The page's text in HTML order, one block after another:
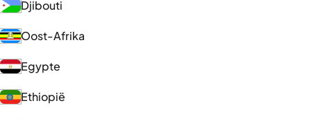
Djibouti
Oost-Afrika
Egypte
Ethiopië